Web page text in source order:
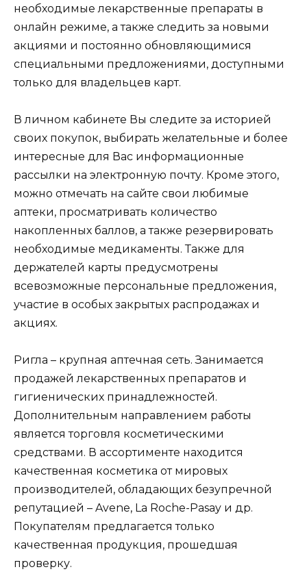
необходимые лекарственные препараты в
онлайн режиме, а также следить за новыми
акциями и постоянно обновляющимися
специальными предложениями, доступными
только для владельцев карт.
В личном кабинете Вы следите за историей
своих покупок, выбирать желательные и более
интересные для Вас информационные
рассылки на электронную почту. Кроме этого,
можно отмечать на сайте свои любимые
аптеки, просматривать количество
накопленных баллов, а также резервировать
необходимые медикаменты. Также для
держателей карты предусмотрены
всевозможные персональные предложения,
участие в особых закрытых распродажах и
акциях.
Ригла – крупная аптечная сеть. Занимается
продажей лекарственных препаратов и
гигиенических принадлежностей.
Дополнительным направлением работы
является торговля косметическими
средствами. В ассортименте находится
качественная косметика от мировых
производителей, обладающих безупречной
репутацией – Avene, La Roche-Pasay и др.
Покупателям предлагается только
качественная продукция, прошедшая
проверку.